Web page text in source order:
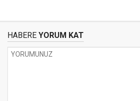
HABERE YORUM KAT